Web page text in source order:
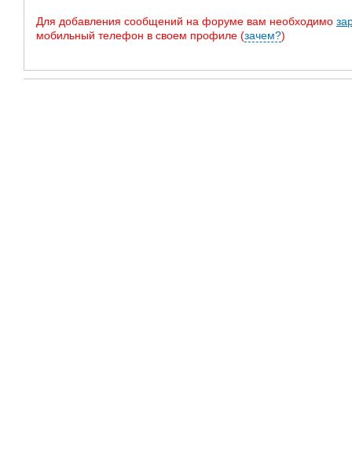
Для добавления сообщений на форуме вам необходимо
мобильный телефон в своем профиле (зачем?)